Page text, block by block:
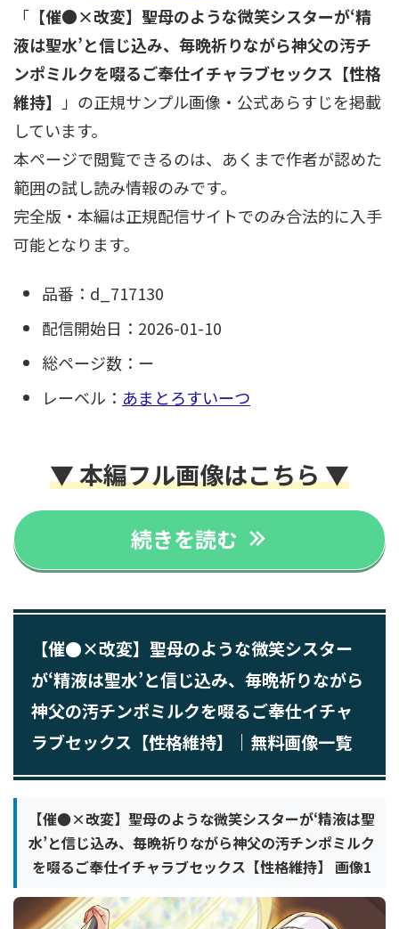
「 【催●×改変】聖母のような微笑シスターが‘精
液は聖水’と信じ込み、毎晩祈りながら神父の汚チ
ンポミルクを啜るご奉仕イチャラブセックス【性格
維持】
」の正規サンプル画像・公式あらすじを掲載
しています。
本ページで閲覧できるのは、あくまで作者が認めた
範囲の試し読み情報のみです。
完全版・本編は正規配信サイトでのみ合法的に入手
可能となります。
品番：d_717130
配信開始日：2026-01-10
総ページ数：ー
レーベル： あまとろすいーつ
▼ 本編フル画像はこちら ▼
続きを読む
【催●×改変】聖母のような微笑シスター
が‘精液は聖水’と信じ込み、毎晩祈りながら
神父の汚チンポミルクを啜るご奉仕イチャ
ラブセックス【性格維持】｜無料画像一覧
【催●×改変】聖母のような微笑シスターが‘精液は聖
水’と信じ込み、毎晩祈りながら神父の汚チンポミルク
を啜るご奉仕イチャラブセックス【性格維持】 画像1